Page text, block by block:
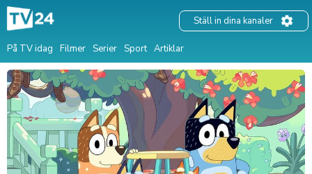
På TV idag Filmer Serier Sport Artiklar
Ställ in dina kanaler